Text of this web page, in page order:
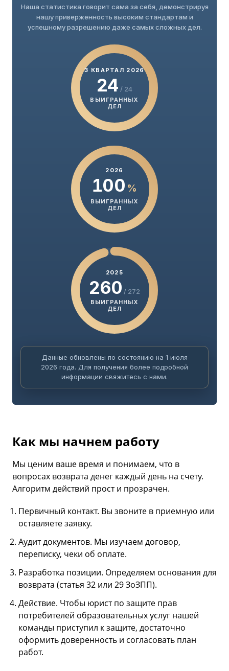
Наша статистика говорит сама за себя, демонстрируя
нашу приверженность высоким стандартам и
успешному разрешению даже самых сложных дел.
3 КВАРТАЛ 2026
24 / 24
ВЫИГРАННЫХ
ДЕЛ
2026
100 %
ВЫИГРАННЫХ
ДЕЛ
2025
260 / 272
ВЫИГРАННЫХ
ДЕЛ
Данные обновлены по состоянию на 1 июля
2026 года. Для получения более подробной
информации свяжитесь с нами.
Как мы начнем работу
Мы ценим ваше время и понимаем, что в
вопросах возврата денег каждый день на счету.
Алгоритм действий прост и прозрачен.
Первичный контакт. Вы звоните в приемную или
оставляете заявку.
Аудит документов. Мы изучаем договор,
переписку, чеки об оплате.
Разработка позиции. Определяем основания для
возврата (статья 32 или 29 ЗоЗПП).
Действие. Чтобы юрист по защите прав
потребителей образовательных услуг нашей
команды приступил к защите, достаточно
оформить доверенность и согласовать план
работ.